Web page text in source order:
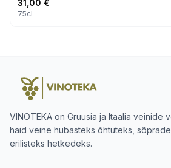
31,00 €
75cl
VINOTEKA on Gruusia ja Itaalia veinide
häid veine hubasteks õhtuteks,
erilisteks hetkedeks.